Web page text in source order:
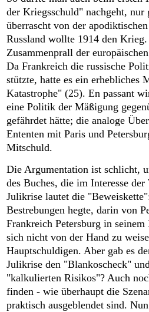
der Kriegsschuld" nachgeht, nur
überrascht von der
Russland wollte 1914 den
Zusammenprall der
Da Frankreich die russische
stützte, hatte es ein erhebliches
Katastrophe" (25). En passant
eine Politik der Mäßigung
gefährdet hätte; die analoge
Ententen mit Paris und
Mitschuld.
Die Argumentation ist schlicht,
des Buches, die im Interesse
Julikrise lautet die
Bestrebungen hegte, darin von
Frankreich Petersburg in
sich nicht von der Hand zu
Hauptschuldigen. Aber gab es
Julikrise den "Blankoscheck"
"kalkulierten Risikos"? Auch
finden - wie überhaupt die
praktisch ausgeblendet sind.